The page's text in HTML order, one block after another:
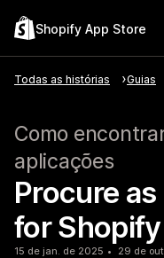
Shopify App Store
Todas as histórias Guias
Como
aplicações
Procure
for Shopify
15 de jan. de 2025 29 de